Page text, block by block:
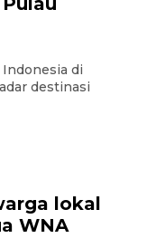
di
destinasi
lokal
WNA